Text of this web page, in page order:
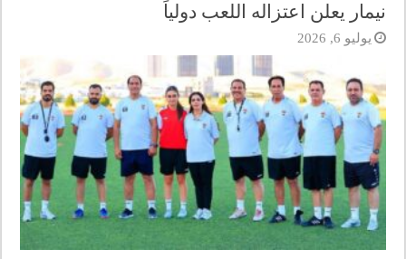
نيمار يعلن اعتزاله اللعب دولياً
يوليو 6, 2026